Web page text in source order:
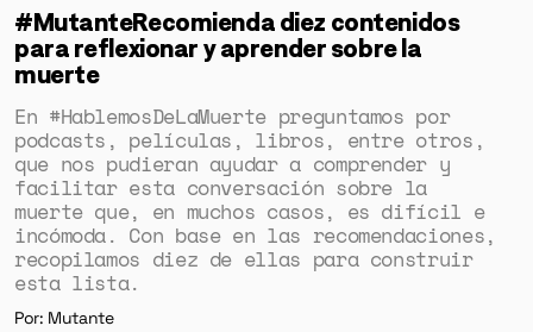
#MutanteRecomienda diez contenidos
para reflexionar y aprender sobre la
muerte
En #HablemosDeLaMuerte preguntamos por
podcasts, películas, libros, entre otros,
que nos pudieran ayudar a comprender y
facilitar esta conversación sobre la
muerte que, en muchos casos, es difícil e
incómoda. Con base en las recomendaciones,
recopilamos diez de ellas para construir
esta lista.
Por: Mutante